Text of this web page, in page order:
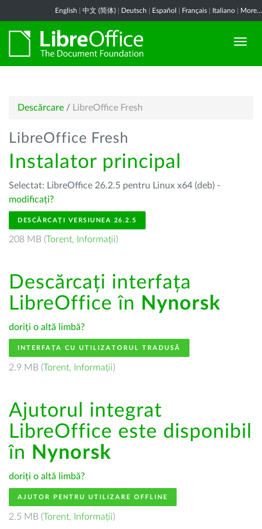
English 中文 (简体) Deutsch Español Français Italiano More...
Descărcare / LibreOffice Fresh
LibreOffice Fresh
Instalator principal
Selectat: LibreOffice 26.2.5 pentru Linux x64 (deb) -
modificați?
DESCĂRCAȚI VERSIUNEA 26.2.5
208 MB (Torent, Informații)
Descărcați interfața
LibreOffice în Nynorsk
doriți o altă limbă?
INTERFAȚA CU UTILIZATORUL TRADUSĂ
2.9 MB (Torent, Informații)
Ajutorul integrat
LibreOffice este disponibil
în Nynorsk
doriți o altă limbă?
AJUTOR PENTRU UTILIZARE OFFLINE
2.5 MB (Torent, Informații)